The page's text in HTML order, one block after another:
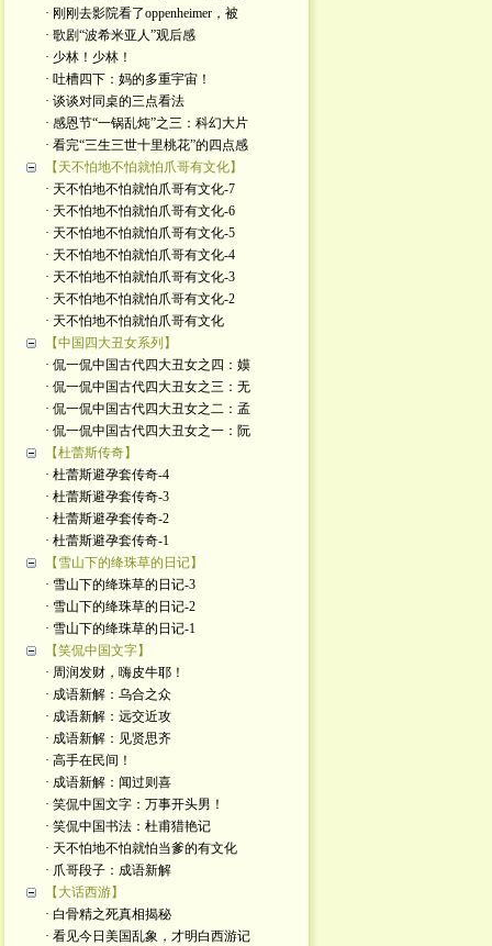
· 刚刚去影院看了oppenheimer，被
· 歌剧“波希米亚人”观后感
· 少林！少林！
· 吐槽四下：妈的多重宇宙！
· 谈谈对同桌的三点看法
· 感恩节“一锅乱炖”之三：科幻大片
· 看完“三生三世十里桃花”的四点感
【天不怕地不怕就怕爪哥有文化】
· 天不怕地不怕就怕爪哥有文化-7
· 天不怕地不怕就怕爪哥有文化-6
· 天不怕地不怕就怕爪哥有文化-5
· 天不怕地不怕就怕爪哥有文化-4
· 天不怕地不怕就怕爪哥有文化-3
· 天不怕地不怕就怕爪哥有文化-2
· 天不怕地不怕就怕爪哥有文化
【中国四大丑女系列】
· 侃一侃中国古代四大丑女之四：嫫
· 侃一侃中国古代四大丑女之三：无
· 侃一侃中国古代四大丑女之二：孟
· 侃一侃中国古代四大丑女之一：阮
【杜蕾斯传奇】
· 杜蕾斯避孕套传奇-4
· 杜蕾斯避孕套传奇-3
· 杜蕾斯避孕套传奇-2
· 杜蕾斯避孕套传奇-1
【雪山下的绛珠草的日记】
· 雪山下的绛珠草的日记-3
· 雪山下的绛珠草的日记-2
· 雪山下的绛珠草的日记-1
【笑侃中国文字】
· 周润发财，嗨皮牛耶！
· 成语新解：乌合之众
· 成语新解：远交近攻
· 成语新解：见贤思齐
· 高手在民间！
· 成语新解：闻过则喜
· 笑侃中国文字：万事开头男！
· 笑侃中国书法：杜甫猎艳记
· 天不怕地不怕就怕当爹的有文化
· 爪哥段子：成语新解
【大话西游】
· 白骨精之死真相揭秘
· 看见今日美国乱象，才明白西游记